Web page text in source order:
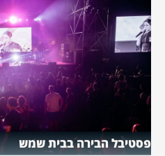
פסטיבל הבירה בבית שמש